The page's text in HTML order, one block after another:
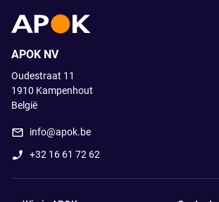
APOK NV
Oudestraat 11
1910 Kampenhout
België
info@apok.be
+32 16 61 72 62